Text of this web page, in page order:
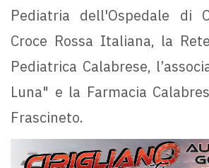
Pediatria dell'Ospedale di
Croce Rossa Italiana, la
Pediatrica Calabrese,
Luna" e la Farmacia
Frascineto.